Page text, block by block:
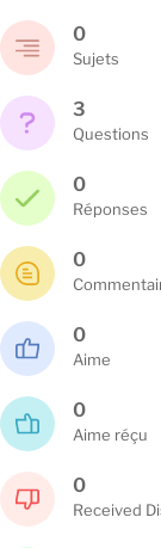
0
Sujets
3
Questions
0
Réponses
0
0
Aime
0
Aime réçu
0
Received